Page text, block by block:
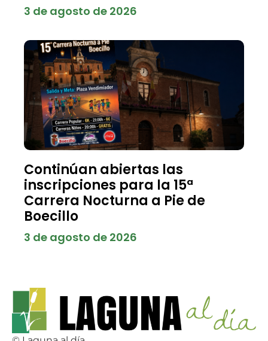
3 de agosto de 2026
Continúan abiertas las
inscripciones para la 15ª
Carrera Nocturna a Pie de
Boecillo
3 de agosto de 2026